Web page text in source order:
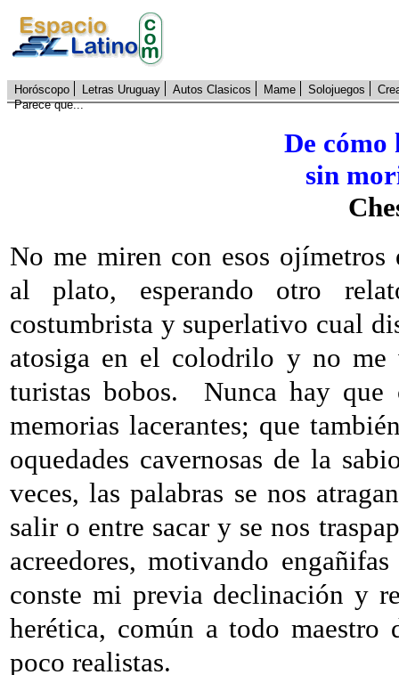
Horóscopo Letras Uruguay Autos Clasicos Mame Solojuegos
Parece que...
De
sin
No me miren con esos ojímetros
al plato, esperando otro
costumbrista y superlativo cual
atosiga en el colodrilo y no me
turistas bobos.
Nunca hay que
memorias lacerantes; que
oquedades cavernosas de la
veces, las palabras se nos
salir o entre sacar y se nos
acreedores, motivando
conste mi previa declinación y
herética, común a todo maestro
poco realistas.